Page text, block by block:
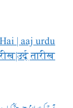
| aaj urdu
तारीख